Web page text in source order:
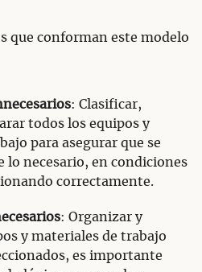
que conforman este modelo
: Clasificar,
todos los equipos y
para asegurar que se
lo necesario, en condiciones
correctamente.
: Organizar y
y materiales de trabajo
es importante